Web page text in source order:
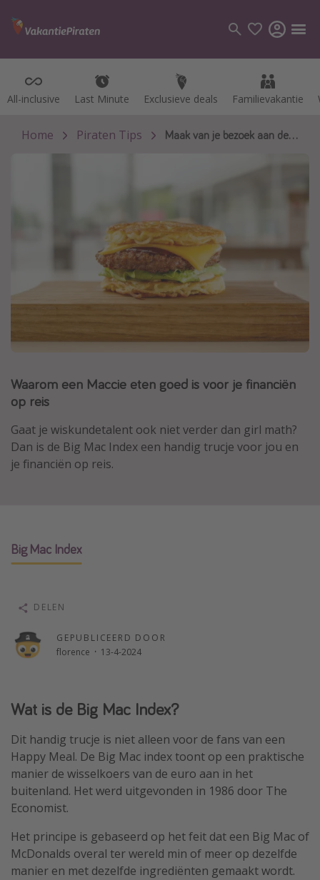
All-inclusive Last Minute Exclusieve deals Familievakantie
All-inclusive Last Minute Exclusieve deals Familievakantie
Categorie
Vluchten
Alle bestemmingen
Canarische Eilanden
Malta
Madeira
Egypte
Bali
Weekendje weg
Autoverhuur
Groepsreizen
Vakantieparken
Single reizen
Rondreizen
Meer onderwerpen
Reisblog
Reiskalender
Beste keukens ter wereld
Center Parcs
Home Piraten Tips Maak van je bezoek aan de McDonalds een leerrijke ervaring.
Waarom een Maccie eten goed is voor je financiën
op reis
Gaat je wiskundetalent ook niet verder dan girl math?
Dan is de Big Mac Index een handig trucje voor jou en
je financiën op reis.
Big Mac Index
GEPUBLICEERD DOOR
florence · 13-4-2024
DELEN
Wat is de Big Mac Index?
Dit handig trucje is niet alleen voor de fans van een
Happy Meal. De Big Mac index toont op een praktische
manier de wisselkoers van de euro aan in het
buitenland. Het werd uitgevonden in 1986 door The
Economist.
Het principe is gebaseerd op het feit dat een Big Mac of
McDonalds overal ter wereld min of meer op dezelfde
manier en met dezelfde ingrediënten gemaakt wordt.